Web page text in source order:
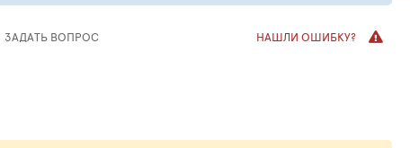
ЗАДАТЬ ВОПРОС НАШЛИ ОШИБКУ?